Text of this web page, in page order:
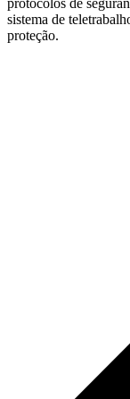
sistema de
proteção.